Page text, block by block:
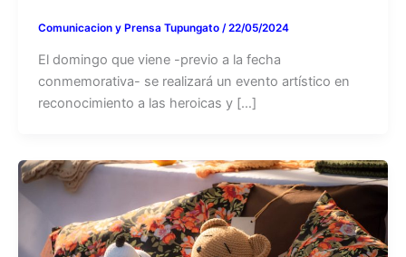
Comunicacion y Prensa Tupungato /22/05/2024
El domingo que viene -previo a la fecha
conmemorativa- se realizará un evento artístico en
reconocimiento a las heroicas y […]